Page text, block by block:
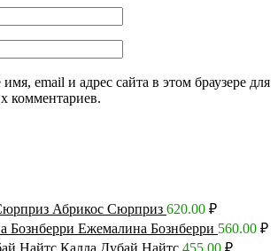
email и адрес сайта в этом браузере для
комментариев.
Абрикос Сюрприз 620.00 ₽
Ежемалина Бознберри 560.00 ₽